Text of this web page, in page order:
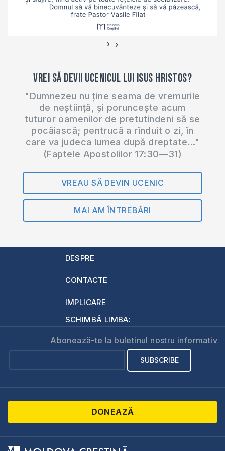
dupa-moarte/ Te…
‹ ›
Vrei să devii ucenicul lui Isus Hristos?
"Dumnezeu nu ține seama de vremurile
de neștiință, și poruncește acum
tuturor oamenilor de pretutindeni să se
pocăiască; pentrucă a rînduit o zi, în
care va judeca lumea după dreptate..."
(Faptele Apostolilor 17:30—31)
VREAU SĂ DEVIN UCENIC
MAI AM ÎNTREBĂRI
DESPRE
CONTACTE
IMPLICARE
SCHIMBĂ LIMBA:
Abonează-te la buletinul nostru informativ
DONEAZĂ